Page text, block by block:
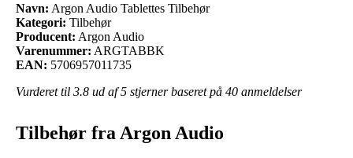
Navn: Argon Audio Tablettes Tilbehør
Kategori: Tilbehør
Producent: Argon Audio
Varenummer: ARGTABBK
EAN: 5706957011735
Vurderet til 3.8 ud af 5 stjerner baseret på 40 anmeldelser
Tilbehør fra Argon Audio